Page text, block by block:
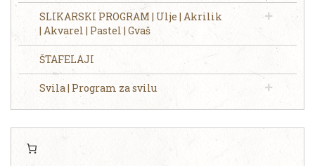
SLIKARSKI PROGRAM | Ulje | Akrilik
| Akvarel | Pastel | Gvaš
ŠTAFELAJI
Svila | Program za svilu